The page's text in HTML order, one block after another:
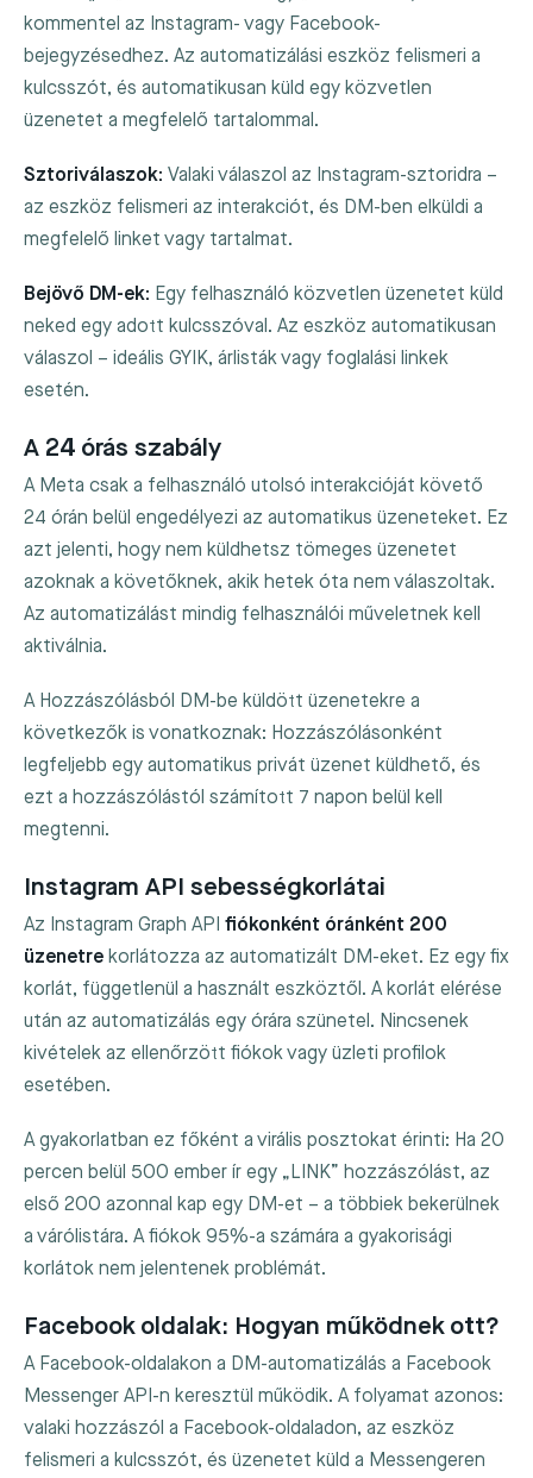
kommentel az Instagram- vagy Facebook-
bejegyzésedhez. Az automatizálási eszköz felismeri a
kulcsszót, és automatikusan küld egy közvetlen
üzenetet a megfelelő tartalommal.
Sztoriválaszok: Valaki válaszol az Instagram-sztoridra –
az eszköz felismeri az interakciót, és DM-ben elküldi a
megfelelő linket vagy tartalmat.
Bejövő DM-ek: Egy felhasználó közvetlen üzenetet küld
neked egy adott kulcsszóval. Az eszköz automatikusan
válaszol – ideális GYIK, árlisták vagy foglalási linkek
esetén.
A 24 órás szabály
A Meta csak a felhasználó utolsó interakcióját követő
24 órán belül engedélyezi az automatikus üzeneteket. Ez
azt jelenti, hogy nem küldhetsz tömeges üzenetet
azoknak a követőknek, akik hetek óta nem válaszoltak.
Az automatizálást mindig felhasználói műveletnek kell
aktiválnia.
A Hozzászólásból DM-be küldött üzenetekre a
következők is vonatkoznak: Hozzászólásonként
legfeljebb egy automatikus privát üzenet küldhető, és
ezt a hozzászólástól számított 7 napon belül kell
megtenni.
Instagram API sebességkorlátai
Az Instagram Graph API fiókonként óránként 200
üzenetre korlátozza az automatizált DM-eket. Ez egy fix
korlát, függetlenül a használt eszköztől. A korlát elérése
után az automatizálás egy órára szünetel. Nincsenek
kivételek az ellenőrzött fiókok vagy üzleti profilok
esetében.
A gyakorlatban ez főként a virális posztokat érinti: Ha 20
percen belül 500 ember ír egy „LINK” hozzászólást, az
első 200 azonnal kap egy DM-et – a többiek bekerülnek
a várólistára. A fiókok 95%-a számára a gyakorisági
korlátok nem jelentenek problémát.
Facebook oldalak: Hogyan működnek ott?
A Facebook-oldalakon a DM-automatizálás a Facebook
Messenger API-n keresztül működik. A folyamat azonos:
valaki hozzászól a Facebook-oldaladon, az eszköz
felismeri a kulcsszót, és üzenetet küld a Messengeren